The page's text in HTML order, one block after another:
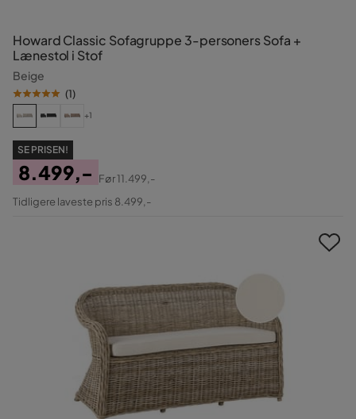
Howard Classic Sofagruppe 3-personers Sofa +
Lænestol i Stof
Beige
(1)
+1
SE PRISEN!
Pris
8.499,-
Original
Før11.499,-
Tidligere laveste pris 8.499,-